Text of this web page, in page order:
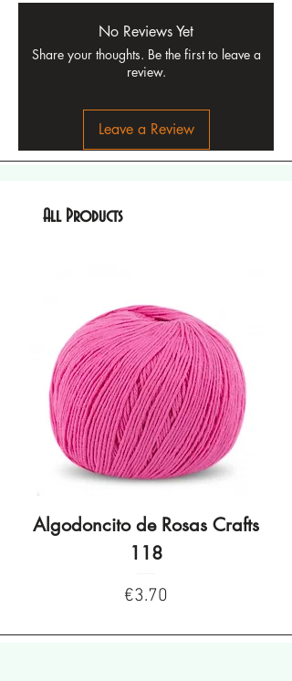
No Reviews Yet
Share your thoughts. Be the first to leave a
review.
Leave a Review
All Products
Algodoncito de Rosas Crafts
118
Price
€3.70